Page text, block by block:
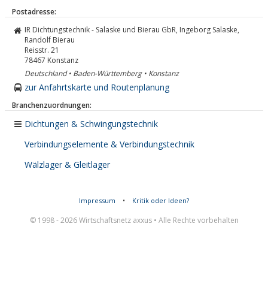
Postadresse:
IR Dichtungstechnik - Salaske und Bierau GbR, Ingeborg Salaske,
Randolf Bierau
Reisstr. 21
78467 Konstanz
Deutschland • Baden-Württemberg • Konstanz
zur Anfahrtskarte und Routenplanung
Branchenzuordnungen:
Dichtungen & Schwingungstechnik
Verbindungselemente & Verbindungstechnik
Wälzlager & Gleitlager
Impressum • Kritik oder Ideen?
© 1998 - 2026 Wirtschaftsnetz axxus • Alle Rechte vorbehalten